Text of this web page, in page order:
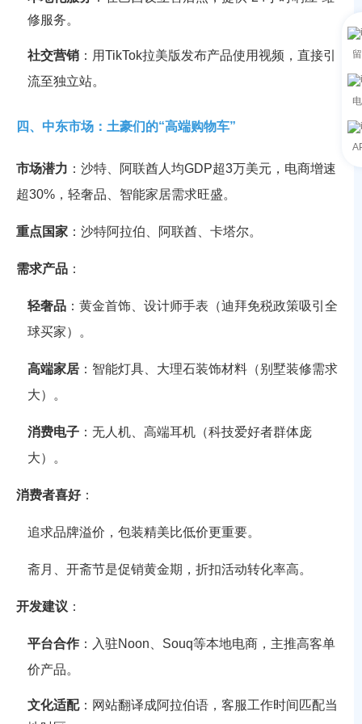
修服务。
社交营销 ：用TikTok拉美版发布产品使用视频，直接引
流至独立站。
四、中东市场：土豪们的“高端购物车”
市场潜力 ：沙特、阿联酋人均GDP超3万美元，电商增速
超30%，轻奢品、智能家居需求旺盛。
重点国家 ：沙特阿拉伯、阿联酋、卡塔尔。
需求产品 ：
轻奢品 ：黄金首饰、设计师手表（迪拜免税政策吸引全
球买家）。
高端家居 ：智能灯具、大理石装饰材料（别墅装修需求
大）。
消费电子 ：无人机、高端耳机（科技爱好者群体庞
大）。
消费者喜好：
追求品牌溢价，包装精美比低价更重要。
斋月、开斋节是促销黄金期，折扣活动转化率高。
开发建议 ：
平台合作 ：入驻Noon、Souq等本地电商，主推高客单
价产品。
文化适配：网站翻译成阿拉伯语，客服工作时间匹配当